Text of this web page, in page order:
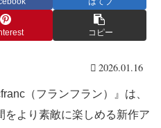
コピー
2026.01.16
（フランフラン）』は、
より素敵に楽しめる新作ア